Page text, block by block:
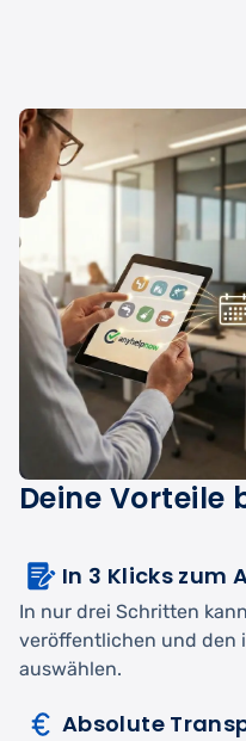
Deine Vorteile
In 3 Klicks zum
In nur drei Schritten
veröffentlichen und den
auswählen.
Absolute